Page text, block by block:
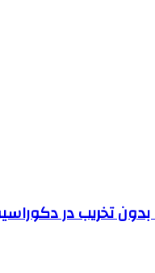
تخریب در